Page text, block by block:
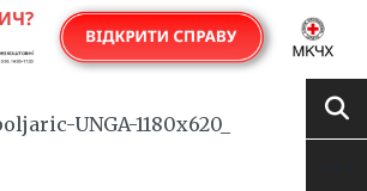
UNGA-1180x620_